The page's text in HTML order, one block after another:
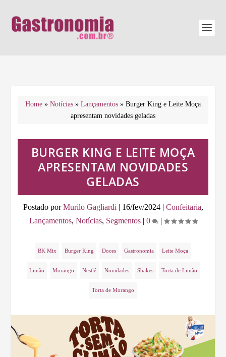
Home » Notícias » Lançamentos » Burger King e Leite Moça
apresentam novidades geladas
BURGER KING E LEITE MOÇA
APRESENTAM NOVIDADES
GELADAS
Postado porMurilo Gagliardi | 16/fev/2024| Confeitaria,
Lançamentos, Notícias, Segmentos| 0 |
BK Mix Burger King Doces Gastronomia Leite Moça
Limão Morango Nestlé Novidades Shakes Torta de Limão
Torta de Morango